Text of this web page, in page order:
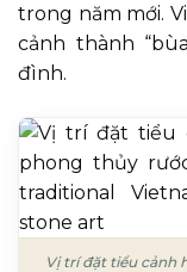
trong năm mới.
cảnh thành
đình.
Vị trí đặt tiểu cảnh